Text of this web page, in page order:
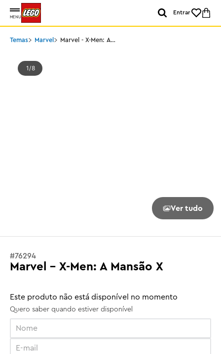
MENU
Entrar
Temas Marvel
Marvel - X-Men: A
1 8
Ver tudo
#76294
Marvel - X-Men: A Mansão X
Este produto não está disponível no momento
Quero saber quando estiver disponível